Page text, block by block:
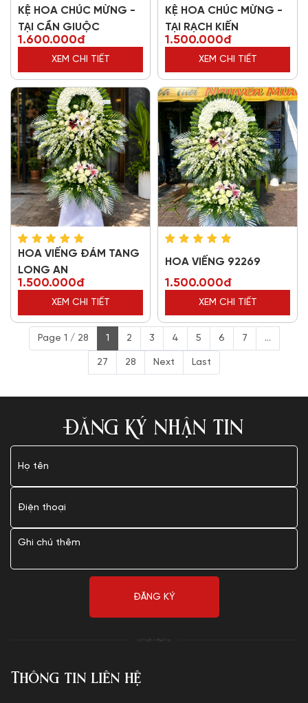
KỆ HOA CHÚC MỪNG -
TẠI CẦN GIUỘC
1.600.000đ
XEM CHI TIẾT
KỆ HOA CHÚC MỪNG -
TẠI RẠCH KIẾN
1.500.000đ
XEM CHI TIẾT
HOA VIẾNG ĐÁM TANG
LONG AN
1.500.000đ
XEM CHI TIẾT
HOA VIẾNG 92269
1.500.000đ
XEM CHI TIẾT
Page 1 / 28 1 2 3 4 5 6 7 ...
27 28 Next Last
ĐĂNG KÝ NHẬN TIN
Thông tin liên hệ